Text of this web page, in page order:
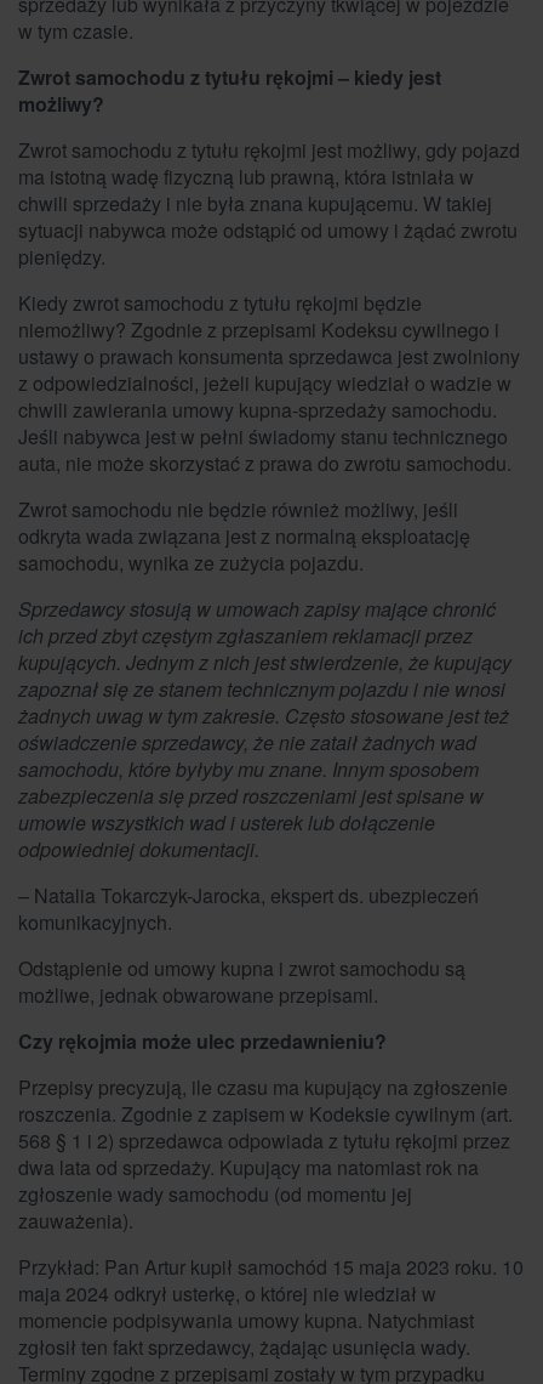
w tym czasie.
Zwrot samochodu z tytułu rękojmi – kiedy jest
możliwy?
Zwrot samochodu z tytułu rękojmi jest możliwy, gdy pojazd
ma istotną wadę fizyczną lub prawną, która istniała w
chwili sprzedaży i nie była znana kupującemu. W takiej
sytuacji nabywca może odstąpić od umowy i żądać zwrotu
pieniędzy.
Kiedy zwrot samochodu z tytułu rękojmi będzie
niemożliwy? Zgodnie z przepisami Kodeksu cywilnego i
ustawy o prawach konsumenta sprzedawca jest zwolniony
z odpowiedzialności, jeżeli kupujący wiedział o wadzie w
chwili zawierania umowy kupna-sprzedaży samochodu.
Jeśli nabywca jest w pełni świadomy stanu technicznego
auta, nie może skorzystać z prawa do zwrotu samochodu.
Zwrot samochodu nie będzie również możliwy, jeśli
odkryta wada związana jest z normalną eksploatację
samochodu, wynika ze zużycia pojazdu.
Sprzedawcy stosują w umowach zapisy mające chronić
ich przed zbyt częstym zgłaszaniem reklamacji przez
kupujących. Jednym z nich jest stwierdzenie, że kupujący
zapoznał się ze stanem technicznym pojazdu i nie wnosi
żadnych uwag w tym zakresie. Często stosowane jest też
oświadczenie sprzedawcy, że nie zataił żadnych wad
samochodu, które byłyby mu znane. Innym sposobem
zabezpieczenia się przed roszczeniami jest spisane w
umowie wszystkich wad i usterek lub dołączenie
odpowiedniej dokumentacji.
– Natalia Tokarczyk-Jarocka, ekspert ds. ubezpieczeń
komunikacyjnych.
Odstąpienie od umowy kupna i zwrot samochodu są
możliwe, jednak obwarowane przepisami.
Czy rękojmia może ulec przedawnieniu?
Przepisy precyzują, ile czasu ma kupujący na zgłoszenie
roszczenia. Zgodnie z zapisem w Kodeksie cywilnym (art.
568 § 1 i 2) sprzedawca odpowiada z tytułu rękojmi przez
dwa lata od sprzedaży. Kupujący ma natomiast rok na
zgłoszenie wady samochodu (od momentu jej
zauważenia).
Przykład: Pan Artur kupił samochód 15 maja 2023 roku. 10
maja 2024 odkrył usterkę, o której nie wiedział w
momencie podpisywania umowy kupna. Natychmiast
zgłosił ten fakt sprzedawcy, żądając usunięcia wady.
Terminy zgodne z przepisami zostały w tym przypadku